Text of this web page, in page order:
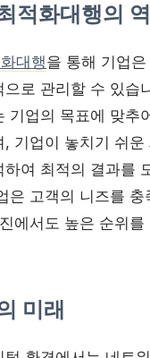
적화대행의
대행을 통해 기업
으로 관리할 수 있습
기업의 목표에 맞추
, 기업이 놓치기 쉬운
하여 최적의 결과를
은 고객의 니즈를 충
에서도 높은 순위를
미래